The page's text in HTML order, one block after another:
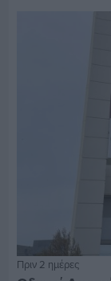
Πριν 2 ημέρες